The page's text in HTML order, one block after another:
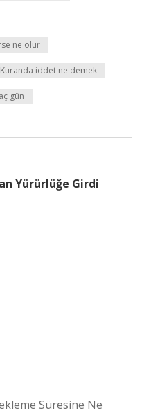
ne olur
Kuranda iddet ne demek
gün
Yürürlüğe Girdi
Süresine Ne